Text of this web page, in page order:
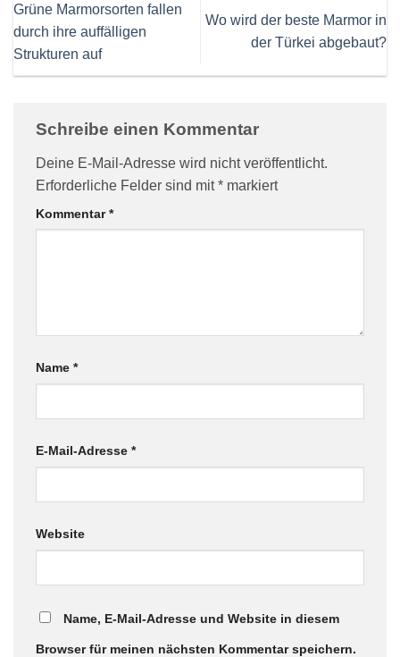
Grüne Marmorsorten fallen
durch ihre auffälligen
Strukturen auf
Wo wird der beste Marmor in
der Türkei abgebaut?
Schreibe einen Kommentar
Deine E-Mail-Adresse wird nicht veröffentlicht.
Erforderliche Felder sind mit* markiert
Kommentar*
Name *
E-Mail-Adresse *
Website
Name, E-Mail-Adresse und Website in diesem
Browser für meinen nächsten Kommentar speichern.